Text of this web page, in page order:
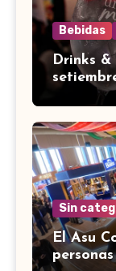
Bebidas
Drinks
Sin
El Asu